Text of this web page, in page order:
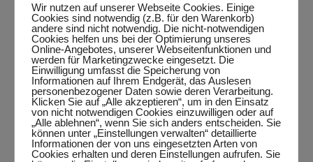
Training und Jugendtraining
in Sengwarden
Für die Erwachsenen ist Training am Dienstag, Mittwoch und
Freitag ab 20:00 Uhr möglich.
Während derTrainingszeitenstehen Trainer Nico Jacobi (C-
Lizenz-Trainer und seit 1999 Jugendtrainer in Sengwarden) sowie
C-Trainer Thorsten Grimm, die Co-Trainer Michael Oltmanns, Jan
Droste und Rainer Grimm jedem Kind mit Rat und Tat zur Seite
Wir nutzen auf unserer Webseite Cookies. Einige
Cookies sind notwendig (z.B. für den Warenkorb)
andere sind nicht notwendig. Die nicht-notwendigen
Cookies helfen uns bei der Optimierung unseres
Online-Angebotes, unserer Webseitenfunktionen und
werden für Marketingzwecke eingesetzt. Die
Einwilligung umfasst die Speicherung von
Informationen auf Ihrem Endgerät, das Auslesen
personenbezogener Daten sowie deren Verarbeitung.
Klicken Sie auf „Alle akzeptieren“, um in den Einsatz
von nicht notwendigen Cookies einzuwilligen oder auf
„Alle ablehnen“, wenn Sie sich anders entscheiden. Sie
können unter „Einstellungen verwalten“ detaillierte
Informationen der von uns eingesetzten Arten von
Cookies erhalten und deren Einstellungen aufrufen. Sie